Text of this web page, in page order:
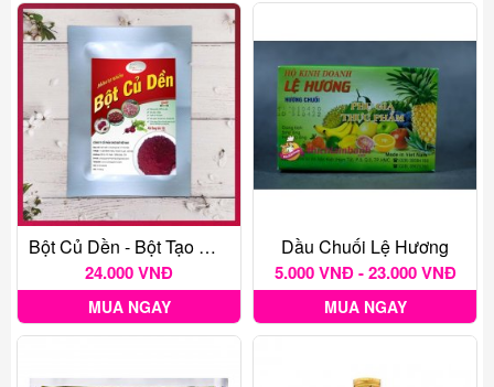
Bột Củ Dền - Bột Tạo Màu Thực Phẩm Tự Nhiên Gói 20G
24.000 VNĐ
MUA NGAY
Dầu Chuối Lệ Hương
5.000 VNĐ - 23.000 VNĐ
MUA NGAY